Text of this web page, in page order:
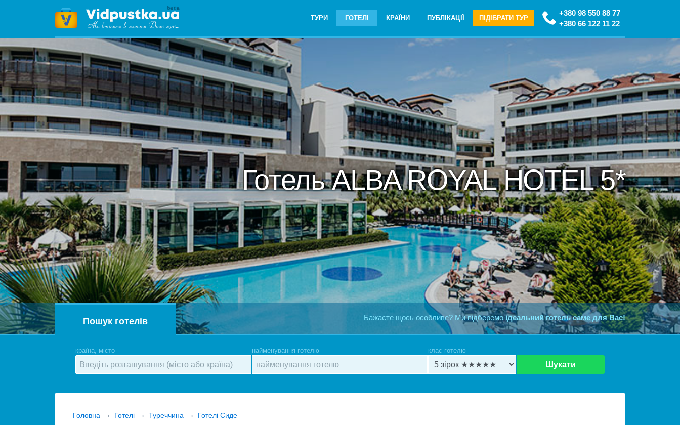
+380 98 550 88 77
+380 66 122 11 22
ТУРИ ГОТЕЛІ КРАЇНИ ПУБЛІКАЦІЇ ПІДІБРАТИ ТУР
Готель ALBA ROYAL HOTEL 5*
Бажаєте щось особливе? Ми підберемоідеальний готель саме для Вас!
Пошук готелів
країна, місто найменування готелю клас готелю
Шукати
Головна › Готелі › Туреччина › Готелі Сиде